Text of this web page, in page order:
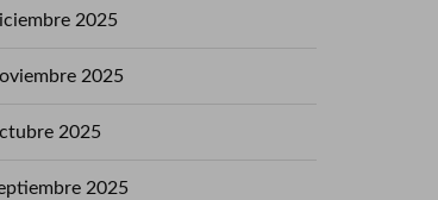
2025
2025
2025
2025